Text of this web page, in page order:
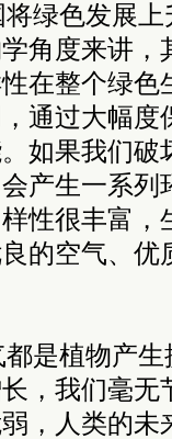
绿色发展
角度来讲，
在整个绿色
通过大幅度
如果我们破
产生一系列
性很丰富，
的空气、优
是植物产
，我们毫无
，人类的未